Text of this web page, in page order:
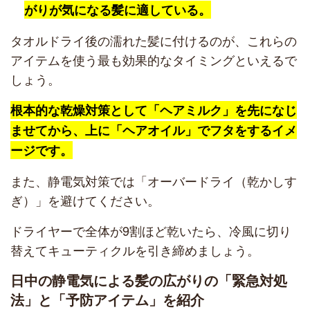
がりが気になる髪に適している。
タオルドライ後の濡れた髪に付けるのが、これらの
アイテムを使う最も効果的なタイミングといえるで
しょう。
根本的な乾燥対策として「ヘアミルク」を先になじ
ませてから、上に「ヘアオイル」でフタをするイメ
ージです。
また、静電気対策では「オーバードライ（乾かしす
ぎ）」を避けてください。
ドライヤーで全体が9割ほど乾いたら、冷風に切り
替えてキューティクルを引き締めましょう。
日中の静電気による髪の広がりの「緊急対処
法」と「予防アイテム」を紹介